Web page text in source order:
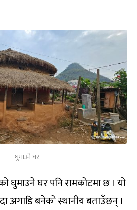
घुमाउने घर
घुमाउने घर पनि रामकोटमा छ । यो
अगाडि बनेको स्थानीय बताउँछन् ।